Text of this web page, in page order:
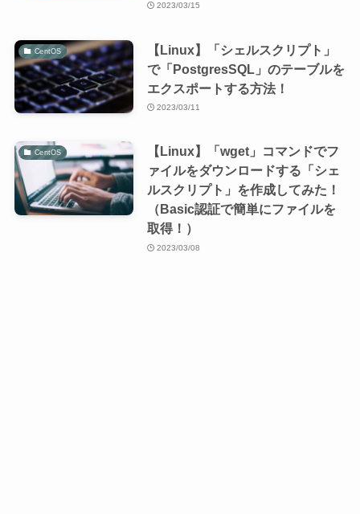
2023/03/15
CentOS
【Linux】「シェルスクリプト」
で「PostgresSQL」のテーブルを
エクスポートする方法！
2023/03/11
CentOS
【Linux】「wget」コマンドでフ
ァイルをダウンロードする「シェ
ルスクリプト」を作成してみた！
（Basic認証で簡単にファイルを
取得！）
2023/03/08